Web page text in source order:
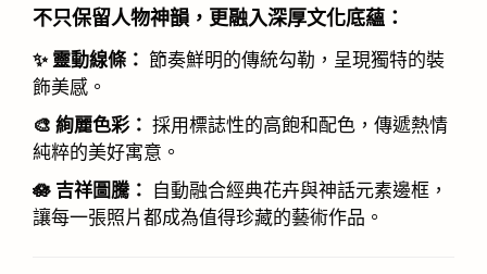
不只保留人物神韻，更融入深厚文化底蘊：
✨ 靈動線條： 節奏鮮明的傳統勾勒，呈現獨特的裝
飾美感。
🎨 絢麗色彩： 採用標誌性的高飽和配色，傳遞熱情
純粹的美好寓意。
🪷 吉祥圖騰： 自動融合經典花卉與神話元素邊框，
讓每一張照片都成為值得珍藏的藝術作品。